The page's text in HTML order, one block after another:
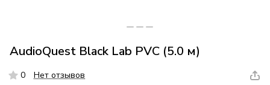
AudioQuest Black Lab PVC (5.0 м)
0 Нет отзывов